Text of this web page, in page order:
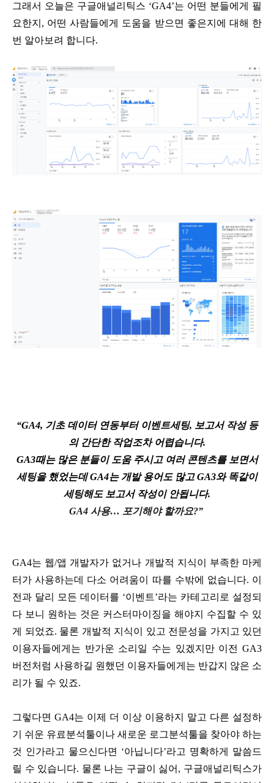
그래서 오늘은 구글애널리틱스 ‘GA4’는 어떤 분들에게 필
요한지, 어떤 사람들에게 도움을 받으면 좋은지에 대해 한
번 알아보려 합니다.
“GA4, 기초 데이터 연동부터 이벤트세팅, 보고서 작성 등
의 간단한 작업조차 어렵습니다.
GA3때는 많은 분들이 도움 주시고 여러 콘텐츠를 보면서
세팅을 했었는데 GA4는 개발 용어도 많고 GA3와 똑같이
세팅해도 보고서 작성이 안됩니다.
GA4 사용… 포기해야 할까요?”
GA4는 웹/앱 개발자가 없거나 개발적 지식이 부족한 마케
터가 사용하는데 다소 어려움이 따를 수밖에 없습니다. 이
전과 달리 모든 데이터를 ‘이벤트’라는 카테고리로 설정되
다 보니 원하는 것은 커스터마이징을 해야지 수집할 수 있
게 되었죠. 물론 개발적 지식이 있고 전문성을 가지고 있던
이용자들에게는 반가운 소리일 수는 있겠지만 이전 GA3
버전처럼 사용하길 원했던 이용자들에게는 반갑지 않은 소
리가 될 수 있죠.
그렇다면 GA4는 이제 더 이상 이용하지 말고 다른 설정하
기 쉬운 유료분석툴이나 새로운 로그분석툴을 찾아야 하는
것 인가라고 물으신다면 ‘아닙니다’라고 명확하게 말씀드
릴 수 있습니다. 물론 나는 구글이 싫어, 구글애널리틱스가